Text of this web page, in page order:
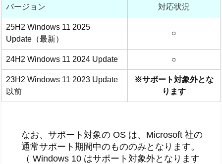
バージョン 対応状況
25H2 Windows 11 2025
Update（最新）
○
24H2 Windows 11 2024 Update ○
23H2 Windows 11 2023 Update
以前
※サポート対象外とな
ります
なお、サポート対象の OS は、Microsoft 社の
通常サポート期間中のもののみとなります。
（ Windows 10 はサポート対象外となります